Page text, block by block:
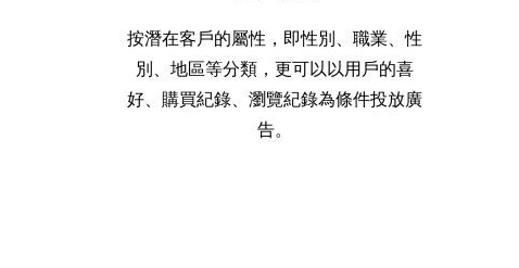
按潛在客戶的屬性，即性別、職業、性
別、地區等分類，更可以以用戶的喜
好、購買紀錄、瀏覽紀錄為條件投放廣
告。